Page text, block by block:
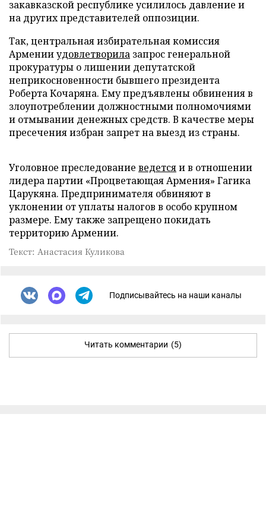
закавказской республике усилилось давление и
на других представителей оппозиции.
Так, центральная избирательная комиссия
Арменииудовлетворила запрос генеральной
прокуратуры о лишении депутатской
неприкосновенности бывшего президента
Роберта Кочаряна. Ему предъявлены обвинения в
злоупотреблении должностными полномочиями
и отмывании денежных средств. В качестве меры
пресечения избран запрет на выезд из страны.
Уголовное преследование ведетсяи в отношении
лидера партии «Процветающая Армения» Гагика
Царукяна. Предпринимателя обвиняют в
уклонении от уплаты налогов в особо крупном
размере. Ему также запрещено покидать
территорию Армении.
Текст: Анастасия Куликова
Подписывайтесь на наши каналы
Читать комментарии (5)